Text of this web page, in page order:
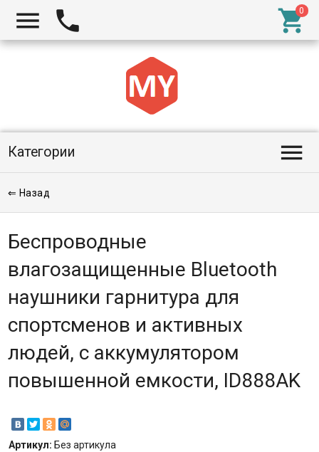
  
Категории 
⇐ Назад
Беспроводные
влагозащищенные Bluetooth
наушники гарнитура для
спортсменов и активных
людей, с аккумулятором
повышенной емкости, ID888AK
Артикул: Без артикула